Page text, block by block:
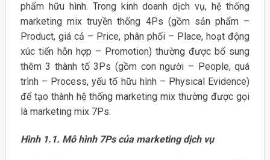
phẩm hữu hình. Trong kinh doanh dịch vụ, hệ thống
marketing mix truyền thống 4Ps (gồm sản phẩm –
Product, giá cả – Price, phân phối – Place, hoạt động
xúc tiến hỗn hợp – Promotion) thường được bổ sung
thêm 3 thành tố 3Ps (gồm con người – People, quá
trình – Process, yếu tố hữu hình – Physical Evidence)
để tạo thành hệ thống marketing mix thường được gọi
là marketing mix 7Ps.
Hình 1.1. Mô hình 7Ps của marketing dịch vụ